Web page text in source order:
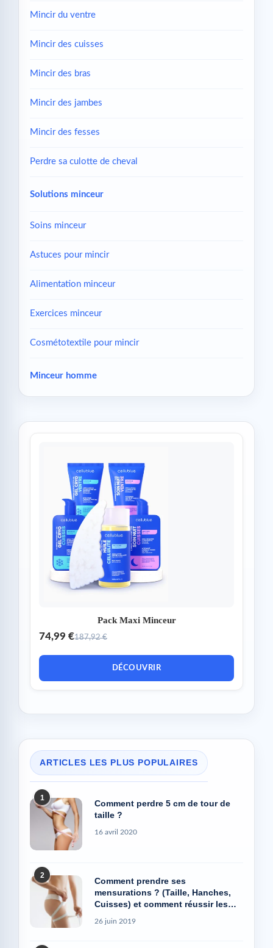
Mincir du ventre
Mincir des cuisses
Mincir des bras
Mincir des jambes
Mincir des fesses
Perdre sa culotte de cheval
Solutions minceur
Soins minceur
Astuces pour mincir
Alimentation minceur
Exercices minceur
Cosmétotextile pour mincir
Minceur homme
Pack Maxi Minceur
74,99 €187,92 €
DÉCOUVRIR
ARTICLES LES PLUS POPULAIRES
1
Comment perdre 5 cm de tour de
taille ?
16 avril 2020
2
Comment prendre ses
mensurations ? (Taille, Hanches,
Cuisses) et comment réussir les
26 juin 2019